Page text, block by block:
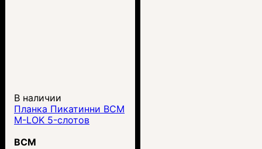
В наличии
Планка Пикатинни BCM
M-LOK 5-слотов
BCM